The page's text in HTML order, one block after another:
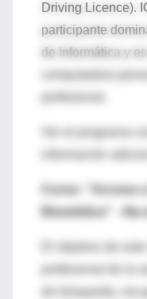
Driving Licence).
participante
de Informática y
Ver el programa
Curso: "Acceso
Biomédica" - 4ta
El objetivo de
de búsqueda,